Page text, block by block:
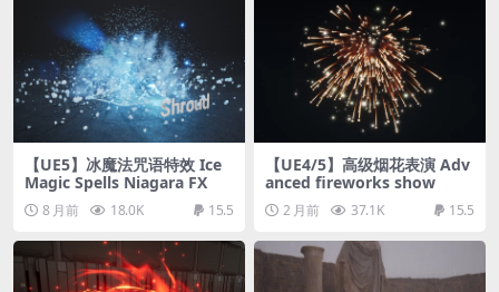
【UE5】冰魔法咒语特效 Ice
Magic Spells Niagara FX
8 月前 18.0K 15.5
【UE4/5】高级烟花表演 Adv
anced fireworks show
2 月前 37.1K 15.5